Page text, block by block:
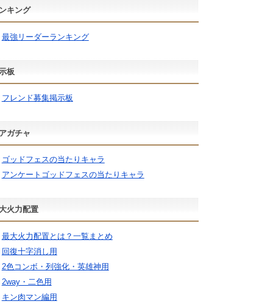
キング
最強リーダーランキング
板
フレンド募集掲示板
ガチャ
ゴッドフェスの当たりキャラ
アンケートゴッドフェスの当たりキャラ
火力配置
最大火力配置とは？一覧まとめ
回復十字消し用
2色コンボ・列強化・英雄神用
2way・二色用
キン肉マン編用